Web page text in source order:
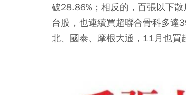
破28.86%；相反的，百張以下
台股，也連續買超聯合骨科多達
北、國泰、摩根大通，11月也買